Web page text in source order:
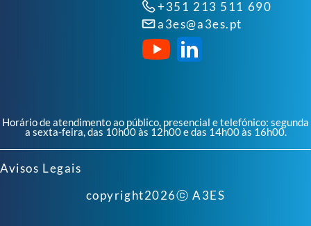
+351 213 511 690
a3es@a3es.pt
Horário de atendimento ao público, presencial e telefónico: segunda
a sexta-feira, das 10h00 às 12h00 e das 14h00 às 16h00.
Avisos Legais
copyright2026ⓒ A3ES